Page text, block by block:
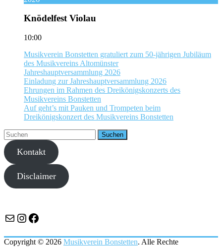
Knödelfest Violau
10:00
Musikverein Bonstetten gratuliert zum 50-jährigen Jubiläum
des Musikvereins Altomünster
Jahreshauptversammlung 2026
Einladung zur Jahreshauptversammlung 2026
Ehrungen im Rahmen des Dreikönigskonzerts des
Musikvereins Bonstetten
Auf geht’s mit Pauken und Trompeten beim
Dreikönigskonzert des Musikvereins Bonstetten
Kontakt
Disclaimer
E-MailInstagram
Facebook
Copyright © 2026 Musikverein Bonstetten. Alle Rechte